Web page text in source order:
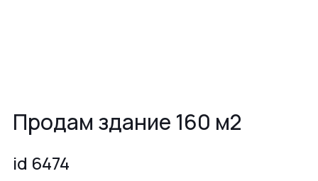
Продам здание 160 м2
id 6474